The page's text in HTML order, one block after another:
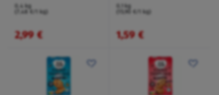
0,4 kg
(7,48 €/1 kg)
2,99 €
0,1 kg
(15,90 €/1 kg)
1,59 €